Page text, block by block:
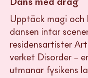
Dans med drag
Upptäck magi
dansen intar
residensartister
verket Disorder –
utmanar fysikens